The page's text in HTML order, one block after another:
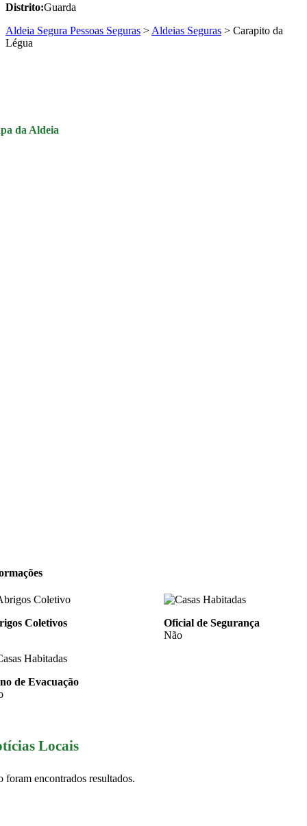
Distrito:Guarda
Aldeia Segura Pessoas Seguras > Aldeias Seguras > Carapito da
Légua
da Aldeia
Coletivos
Oficial de Segurança
Não
de Evacuação
Locais
foram encontrados resultados.